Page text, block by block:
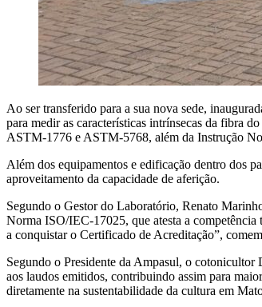
Ao ser transferido para a sua nova sede,
para medir as características intrínsecas da fibra
ASTM-1776 e ASTM-5768, além da Instrução
Além dos equipamentos e edificação dentro dos
aproveitamento da capacidade de aferição.
Segundo o Gestor do Laboratório, Renato
Norma ISO/IEC-17025, que atesta a
a conquistar o Certificado de Acreditação”,
Segundo o Presidente da Ampasul, o
aos laudos emitidos, contribuindo assim para
diretamente na sustentabilidade da cultura em